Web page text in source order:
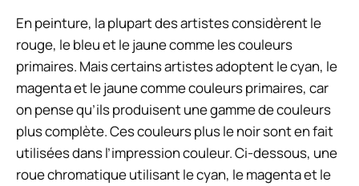
En peinture, la plupart des artistes considèrent le
rouge, le bleu et le jaune comme les couleurs
primaires. Mais certains artistes adoptent le cyan, le
magenta et le jaune comme couleurs primaires, car
on pense qu’ils produisent une gamme de couleurs
plus complète. Ces couleurs plus le noir sont en fait
utilisées dans l’impression couleur. Ci-dessous, une
roue chromatique utilisant le cyan, le magenta et le